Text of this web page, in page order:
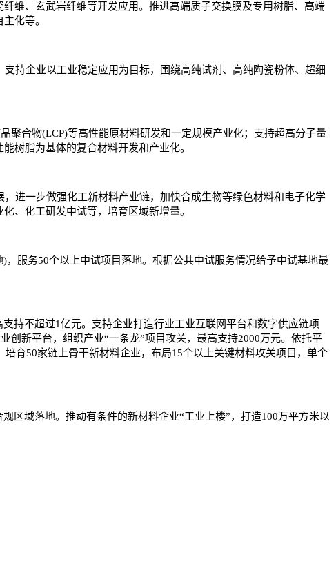
维、玄武岩纤维等开发应用。推进高端质子交换膜及专用树脂、高端
化等。
持企业以工业稳定应用为目标，围绕高纯试剂、高纯陶瓷粉体、超细
聚合物(LCP)等高性能原材料研发和一定规模产业化；支持超高分子量
树脂为基体的复合材料开发和产业化。
进一步做强化工新材料产业链，加快合成生物等绿色材料和电子化学
、化工研发中试等，培育区域新增量。
服务50个以上中试项目落地。根据公共中试服务情况给予中试基地最
持不超过1亿元。支持企业打造行业工业互联网平台和数字供应链项
创新平台，组织产业“一条龙”项目攻关，最高支持2000万元。依托平
育50家链上骨干新材料企业，布局15个以上关键材料攻关项目，单个
区域落地。推动有条件的新材料企业“工业上楼”，打造100万平方米以